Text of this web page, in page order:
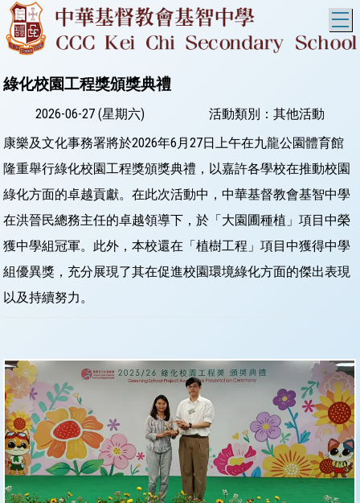
綠化校園工程獎頒獎典禮
2026-06-27 (星期六)
活動類別：其他活動
康樂及文化事務署將於2026年6月27日上午在九龍公園體育館
隆重舉行綠化校園工程獎頒獎典禮，以嘉許各學校在推動校園
綠化方面的卓越貢獻。在此次活動中，中華基督教會基智中學
在洪晉民總務主任的卓越領導下，於「大園圃種植」項目中榮
獲中學組冠軍。此外，本校還在「植樹工程」項目中獲得中學
組優異獎，充分展現了其在促進校園環境綠化方面的傑出表現
以及持續努力。